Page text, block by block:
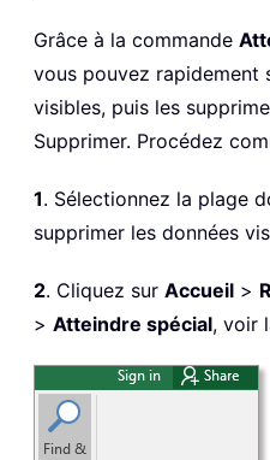
Grâce à la commande
vous pouvez rapidement
visibles, puis les
Supprimer. Procédez
1. Sélectionnez la plage
supprimer les données
2. Cliquez sur Accueil >
> Atteindre spécial, voir